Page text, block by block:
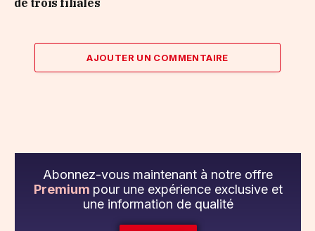
AJOUTER UN COMMENTAIRE
Abonnez-vous maintenant à notre offre
Premium pour une expérience exclusive et
une information de qualité